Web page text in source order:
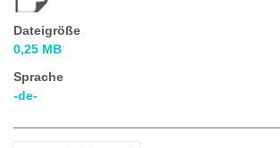
Dateigröße
0,25 MB
Sprache
-de-